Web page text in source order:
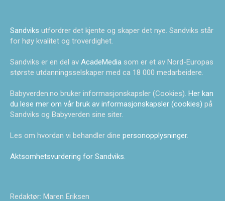
Sandviks utfordrer det kjente og skaper det nye. Sandviks står
for høy kvalitet og troverdighet.
Sandviks er en del av AcadeMedia som er et av Nord-Europas
største utdanningsselskaper med ca 18 000 medarbeidere.
Babyverden.no bruker informasjonskapsler (Cookies). Her kan
du lese mer om vår bruk av informasjonskapsler (cookies) på
Sandviks og Babyverden sine siter.
Les om hvordan vi behandler dine personopplysninger.
Aktsomhetsvurdering for Sandviks.
Redaktør: Maren Eriksen